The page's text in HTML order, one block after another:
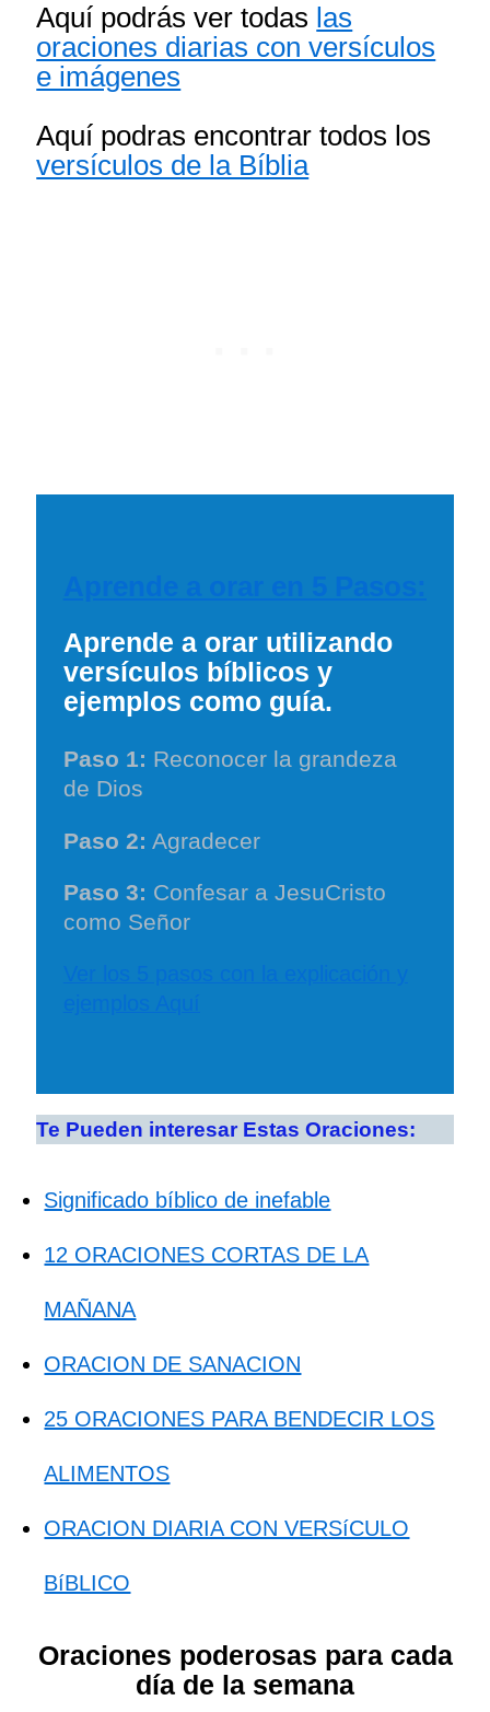
Aquí podrás ver todas las
oraciones diarias con versículos
e imágenes
Aquí podras encontrar todos los
versículos de la Bíblia
Aprende a orar utilizando
versículos bíblicos y
ejemplos como guía.
Paso 1: Reconocer la grandeza
de Dios
Paso 2: Agradecer
Paso 3: Confesar a JesuCristo
como Señor
Te Pueden interesar Estas Oraciones:
Significado bíblico de inefable
12 ORACIONES CORTAS DE LA
MAÑANA
ORACION DE SANACION
25 ORACIONES PARA BENDECIR LOS
ALIMENTOS
ORACION DIARIA CON VERSíCULO
BíBLICO
Oraciones poderosas para cada
día de la semana